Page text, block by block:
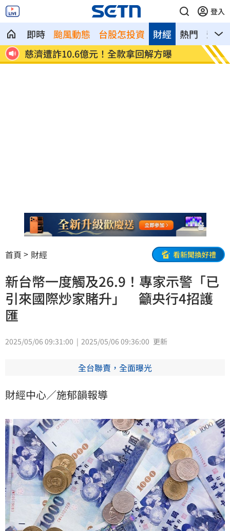
登入
即時 颱風動態 台股怎投資 熱門 影音
財經
慈濟遭詐10.6億元！全款拿回解方曝
稱龍
首頁 財經 看新聞換好禮
新台幣一度觸及26.9！專家示警「已
引來國際炒家賭升」 籲央行4招護
匯
2025/05/06 09:31:00 2025/05/06 09:36:00 更新
全台聯賣，全面曝光
財經中心／施郁韻報導